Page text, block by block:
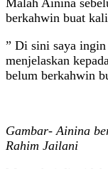
berkahwin buat
” Di sini saya ingin
menjelaskan
belum berkahwin
Gambar- Ainina
Rahim Jailani